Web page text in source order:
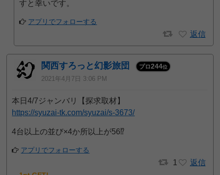
すと幸いです。
アプリでフォローする
返信
関西すろっと幻影旅団 プロ244位
2021年4月7日 3:06 PM
本日4/7ジャンバリ【探求取材】
https://syuzai-tk.com/syuzai/s-3673/
4台以上の並び×4か所以上が56⁉
アプリでフォローする
1 返信